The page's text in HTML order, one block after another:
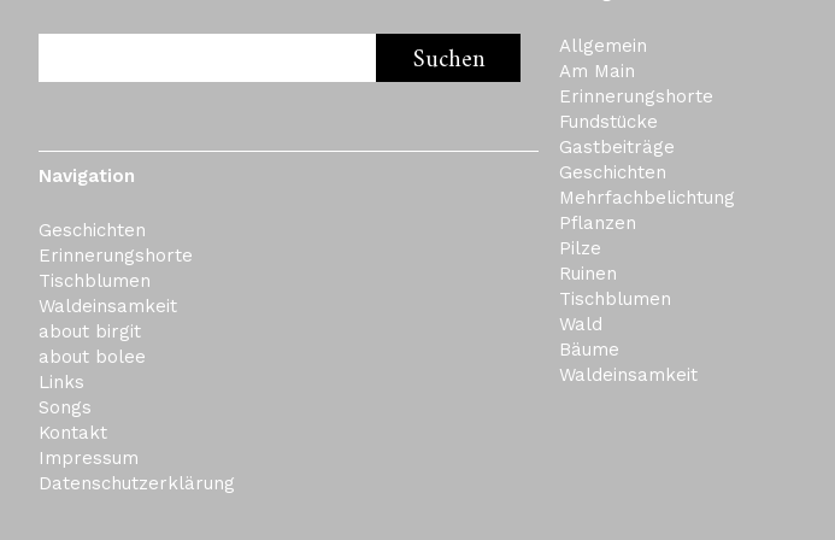
Navigation
Geschichten
Erinnerungshorte
Tischblumen
Waldeinsamkeit
about birgit
about bolee
Links
Songs
Kontakt
Impressum
Datenschutzerklärung
Allgemein
Am Main
Erinnerungshorte
Fundstücke
Gastbeiträge
Geschichten
Mehrfachbelichtung
Pflanzen
Pilze
Ruinen
Tischblumen
Wald
Bäume
Waldeinsamkeit